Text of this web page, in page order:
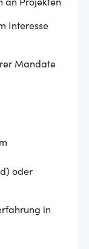
an Projekten
Interesse
Mandate
oder
in